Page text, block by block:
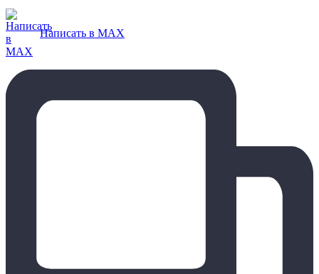
Написать в MAX